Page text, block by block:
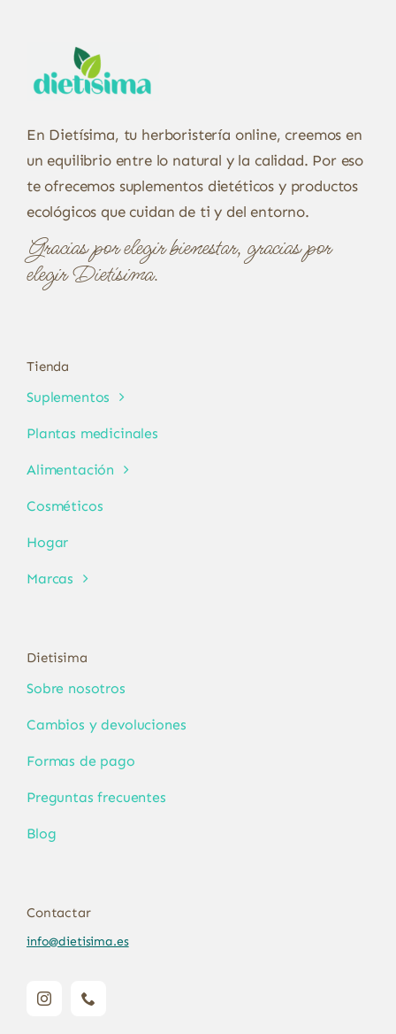
En Dietísima, tu herboristería online, creemos en
un equilibrio entre lo natural y la calidad. Por eso
te ofrecemos suplementos dietéticos y productos
ecológicos que cuidan de ti y del entorno.
Gracias por elegir bienestar, gracias por
elegir Dietísima.
Tienda
Suplementos
Plantas medicinales
Alimentación
Cosméticos
Hogar
Marcas
Dietisima
Sobre nosotros
Cambios y devoluciones
Formas de pago
Preguntas frecuentes
Blog
Contactar
info@dietisima.es